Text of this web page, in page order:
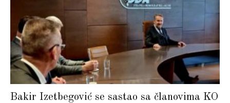
Bakir Izetbegović se sastao sa članovima KO